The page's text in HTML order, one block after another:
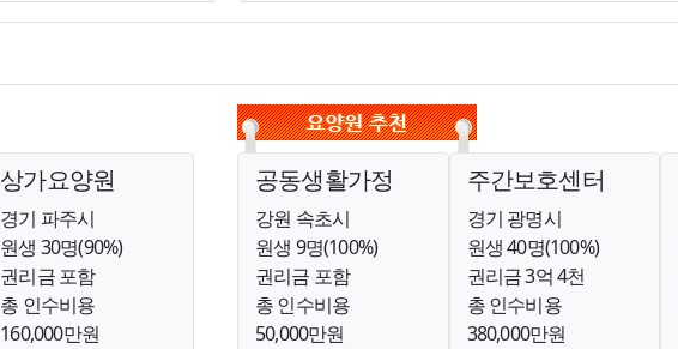
상가요양원
경기 파주시
원생 30명(90%)
권리금 포함
총 인수비용
160,000만원
공동생활가정
강원 속초시
원생 9명(100%)
권리금 포함
총 인수비용
50,000만원
주간보호센터
경기 광명시
원생 40명(100%)
권리금 3억 4천
총 인수비용
380,000만원